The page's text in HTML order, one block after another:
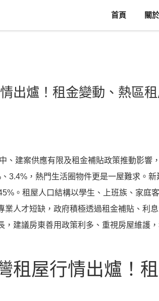
首頁 關
出爐！租金變動、熱區
、建案供應有限及租金補貼政策推動影響
3.4%，熱門生活圈物件更是一屋難求。
。租屋人口結構以學生、上班族、家庭
人才短缺，政府積極透過租金補貼、利
建議房東善用政策利多、重視房屋維護
租屋行情出爐！